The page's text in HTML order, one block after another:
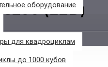
оборудование
для квадроциклам
до 1000 кубов
(LED)